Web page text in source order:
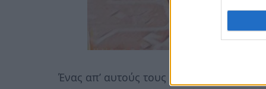
Ένας απ’ αυτούς τους Άξιους Δασκάλους